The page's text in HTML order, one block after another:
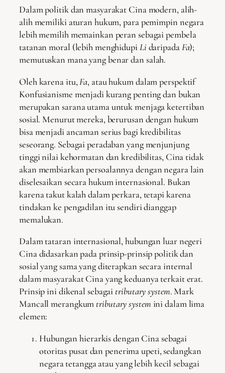
Dalam politik dan masyarakat Cina modern, alih-
alih memiliki aturan hukum, para pemimpin negara
lebih memilih memainkan peran sebagai pembela
tatanan moral (lebih menghidupi Li daripadaFa);
memutuskan mana yang benar dan salah.
Oleh karena itu,Fa, atau hukum dalam perspektif
Konfusianisme menjadi kurang penting dan bukan
merupakan sarana utama untuk menjaga ketertiban
sosial. Menurut mereka, berurusan dengan hukum
bisa menjadi ancaman serius bagi kredibilitas
seseorang. Sebagai peradaban yang menjunjung
tinggi nilai kehormatan dan kredibilitas, Cina tidak
akan membiarkan persoalannya dengan negara lain
diselesaikan secara hukum internasional. Bukan
karena takut kalah dalam perkara, tetapi karena
tindakan ke pengadilan itu sendiri dianggap
memalukan.
Dalam tataran internasional, hubungan luar negeri
Cina didasarkan pada prinsip-prinsip politik dan
sosial yang sama yang diterapkan secara internal
dalam masyarakat Cina yang keduanya terkait erat.
Prinsip ini dikenal sebagai tributary system. Mark
Mancall merangkum tributary system ini dalam lima
elemen:
Hubungan hierarkis dengan Cina sebagai
otoritas pusat dan penerima upeti, sedangkan
negara tetangga atau yang lebih kecil sebagai